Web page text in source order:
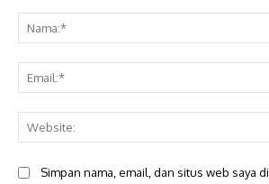
Simpan nama, email, dan situs web saya